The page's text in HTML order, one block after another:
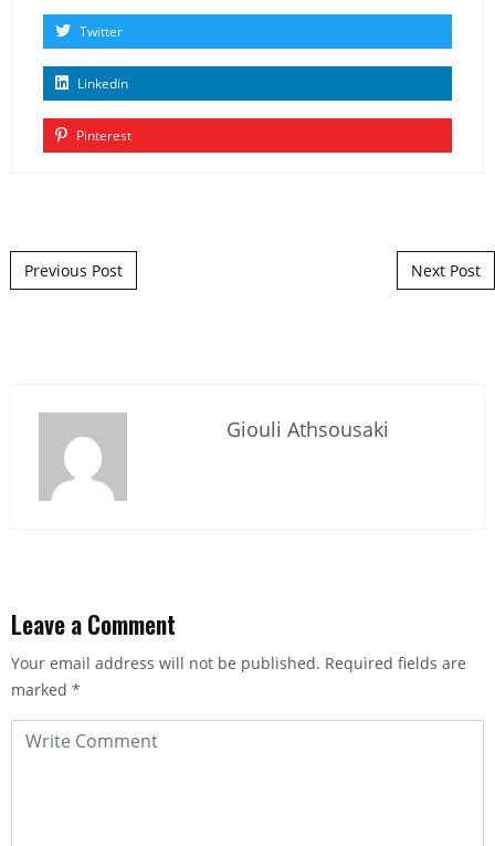
Twitter
Linkedin
Pinterest
Post navigation
Previous Post Next Post
Giouli Athsousaki
Leave a Comment
Your email address will not be published. Required fields are
marked *